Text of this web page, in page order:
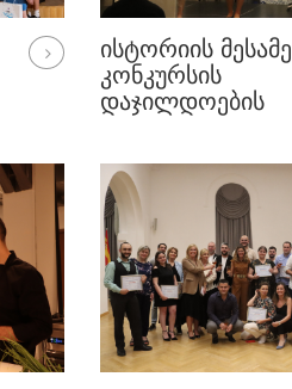
ᲘᲡᲢᲝᲠᲘᲘᲡ ᲛᲔᲡᲐᲛᲔ
ᲙᲝᲜᲙᲣᲠᲡᲘᲡ
ᲓᲐᲯᲘᲚᲓᲝᲔᲑᲘᲡ